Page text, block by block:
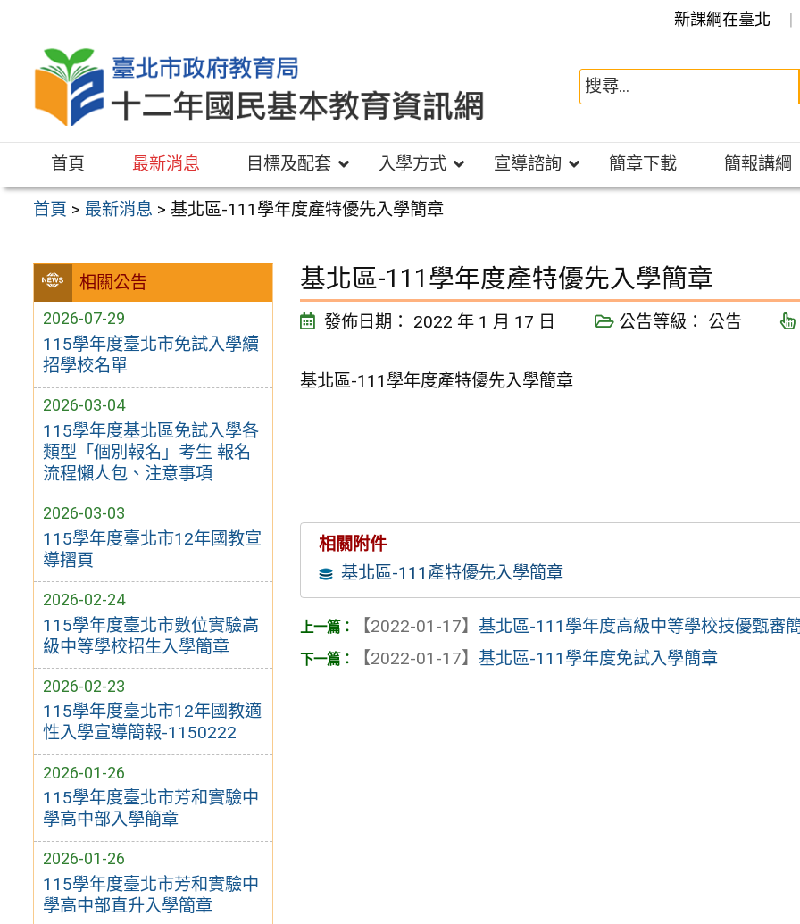
容
新課綱在臺北
首頁 最新消息 目標及配套 入學方式 宣導諮詢 簡章下載 簡報講綱
首頁 > 最新消息 >基北區-111學年度產特優先入學簡章
相關公告
2026-07-29
115學年度臺北市免試入學續
招學校名單
2026-03-04
115學年度基北區免試入學各
類型「個別報名」考生 報名
流程懶人包、注意事項
2026-03-03
115學年度臺北市12年國教宣
導摺頁
2026-02-24
115學年度臺北市數位實驗高
級中等學校招生入學簡章
2026-02-23
115學年度臺北市12年國教適
性入學宣導簡報-1150222
2026-01-26
115學年度臺北市芳和實驗中
學高中部入學簡章
2026-01-26
115學年度臺北市芳和實驗中
學高中部直升入學簡章
基北區-111學年度產特優先入學簡章
發佈日期： 2022 年 1 月 17 日 公告等級： 公告
基北區-111學年度產特優先入學簡章
相關附件
基北區-111產特優先入學簡章
【2022-01-17】基北區-111學年度高級中等學校技優甄審
【2022-01-17】基北區-111學年度免試入學簡章